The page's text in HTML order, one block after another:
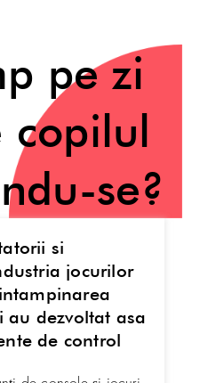
pe zi
copilul
se?
si
jocurilor
au dezvoltat asa
de control